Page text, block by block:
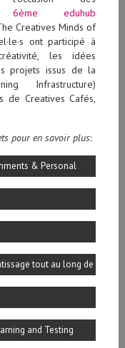
6ème eduhub
Creatives Minds of
ont participé à
les idées
projets issus de la
Infrastructure)
de Creatives Cafés,
pour en savoir plus:
& Personal
tout au long de
and Testing